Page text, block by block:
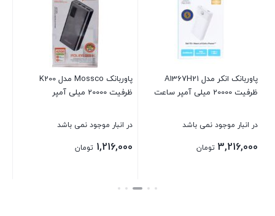
پاوربانک انکر مدل A1367H21
ظرفیت 20000 میلی آمپر ساعت
در انبار موجود نمی باشد
3,216,000 تومان
پاوربانک Mossco مدل K200
ظرفیت 20000 میلی آمپر
در انبار موجود نمی باشد
1,216,000 تومان
بستن